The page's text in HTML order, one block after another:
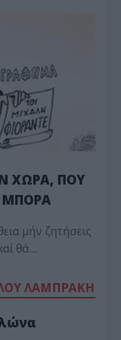
ΧΩΡΑ, ΠΟΥ
ΜΠΟΡΑ
μήν ζητήσεις
θά…
ΛΑΜΠΡΑΚΗ